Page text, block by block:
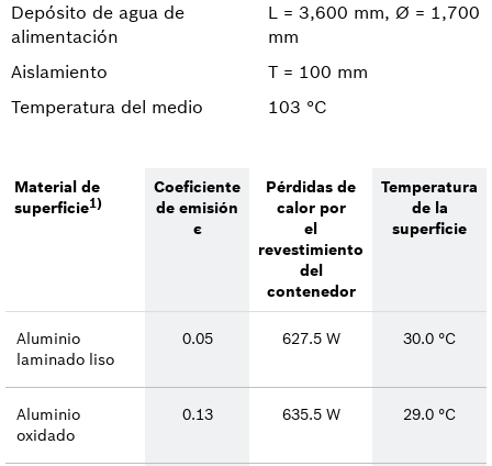
Depósito de agua de
alimentación
L = 3,600 mm, Ø = 1,700
mm
Aislamiento
T = 100 mm
Temperatura del medio
103 °C
Material de
superficie1)
Coeficiente
de emisión
ε
Pérdidas de
calor por
el
revestimiento
del
contenedor
Temperatura
de la
superficie
Aluminio
laminado liso
0.05 627.5 W 30.0 °C
Aluminio
oxidado
0.13 635.5 W 29.0 °C